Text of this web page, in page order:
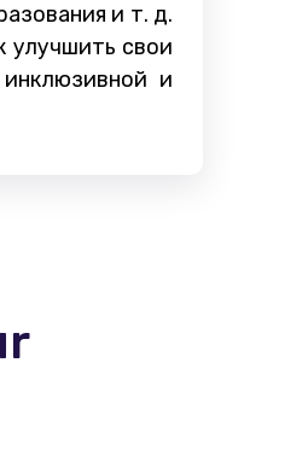
и т. д.
улучшить свои
и